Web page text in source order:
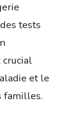
tests
crucial
et le
familles.